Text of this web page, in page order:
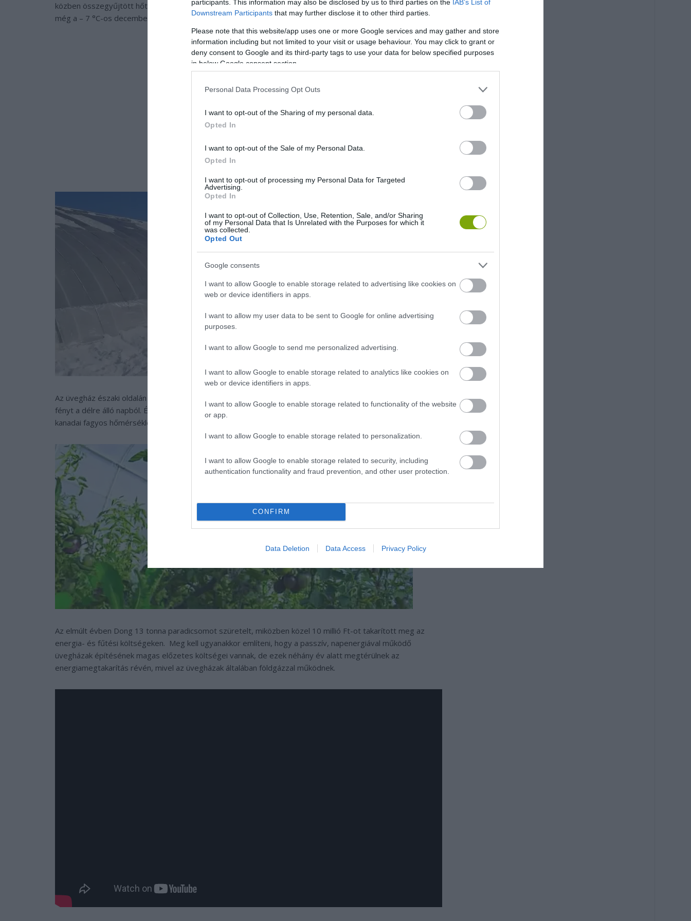
participants. This information may also be disclosed by us to third parties on the IAB’s List of
Downstream Participants that may further disclose it to other third parties.
Please note that this website/app uses one or more Google services and may gather and store
information including but not limited to your visit or usage behaviour. You may click to grant or
deny consent to Google and its third-party tags to use your data for below specified purposes
in below Google consent section.
Personal Data Processing Opt Outs
I want to opt-out of the Sharing of my personal data.
Opted In
I want to opt-out of the Sale of my Personal Data.
Opted In
I want to opt-out of processing my Personal Data for Targeted
Advertising.
Opted In
I want to opt-out of Collection, Use, Retention, Sale, and/or Sharing
of my Personal Data that Is Unrelated with the Purposes for which it
was collected.
Opted Out
Google consents
I want to allow Google to enable storage related to advertising like cookies on
web or device identifiers in apps.
I want to allow my user data to be sent to Google for online advertising
purposes.
I want to allow Google to send me personalized advertising.
I want to allow Google to enable storage related to analytics like cookies on
web or device identifiers in apps.
I want to allow Google to enable storage related to functionality of the website
or app.
I want to allow Google to enable storage related to personalization.
I want to allow Google to enable storage related to security, including
authentication functionality and fraud prevention, and other user protection.
CONFIRM
Data Deletion Data Access Privacy Policy
közben összegyűjtött hőt. Ezzel a módszerrel az 1000 m²-es belső teret sikerül 28 °C-osan tartani, akár
még a – 7 °C-os decemberi zimankóban is.
Az üvegház északi oldalán egy 60 cm vastag agyagfalat találunk, amely sokkal könnyebben összegyűjti a
fényt a délre álló napból. Éjjel az agyag hőt sugároz a térbe, ezzel is biztosítva, hogy a növények túléljék a
kanadai fagyos hőmérsékletet, ami akár –35 °C-ot is elérheti.
Az elmúlt évben Dong 13 tonna paradicsomot szüretelt, miközben közel 10 millió Ft-ot takarított meg az
energia- és fűtési költségeken. Meg kell ugyanakkor említeni, hogy a passzív, napenergiával működő
üvegházak építésének magas előzetes költségei vannak, de ezek néhány év alatt megtérülnek az
energiamegtakarítás révén, mivel az üvegházak általában földgázzal működnek.